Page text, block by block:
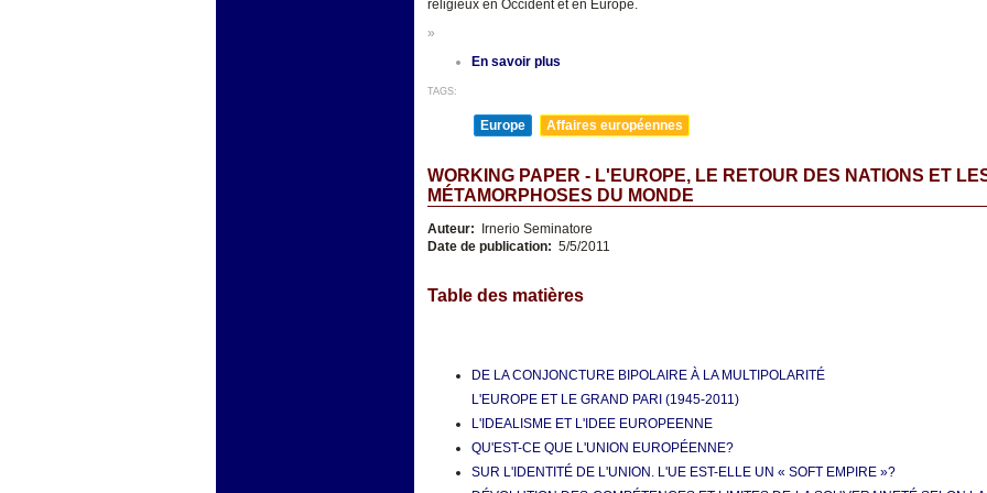
religieux en Occident et en Europe.
»
En savoir plus
TAGS:
Europe Affaires européennes
WORKING PAPER - L'EUROPE, LE RETOUR DES NATIONS ET
MÉTAMORPHOSES DU MONDE
Auteur:
Irnerio Seminatore
Date de publication: 5/5/2011
Table des matières
DE LA CONJONCTURE BIPOLAIRE À LA MULTIPOLARITÉ
L'EUROPE ET LE GRAND PARI (1945-2011)
L'IDEALISME ET L'IDEE EUROPEENNE
QU'EST-CE QUE L'UNION EUROPÉENNE?
SUR L'IDENTITÉ DE L'UNION. L'UE EST-ELLE UN « SOFT EMPIRE »?